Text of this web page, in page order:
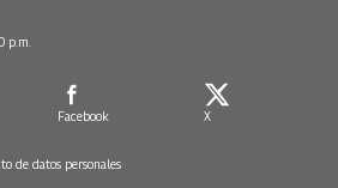
p.m.
Facebook X
de datos personales